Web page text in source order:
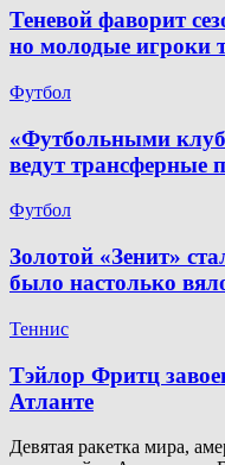
Теневой фаворит
но молодые игроки
Футбол
«Футбольными
ведут трансферные
Футбол
Золотой «Зенит»
было настолько
Теннис
Тэйлор Фритц
Атланте
Девятая ракетка мира,